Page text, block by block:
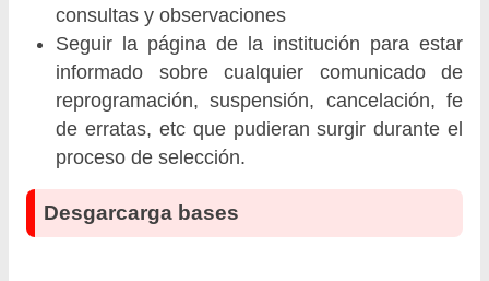
consultas y observaciones
Seguir la página de la institución para estar
informado sobre cualquier comunicado de
reprogramación, suspensión, cancelación, fe
de erratas, etc que pudieran surgir durante el
proceso de selección.
Desgarcarga bases